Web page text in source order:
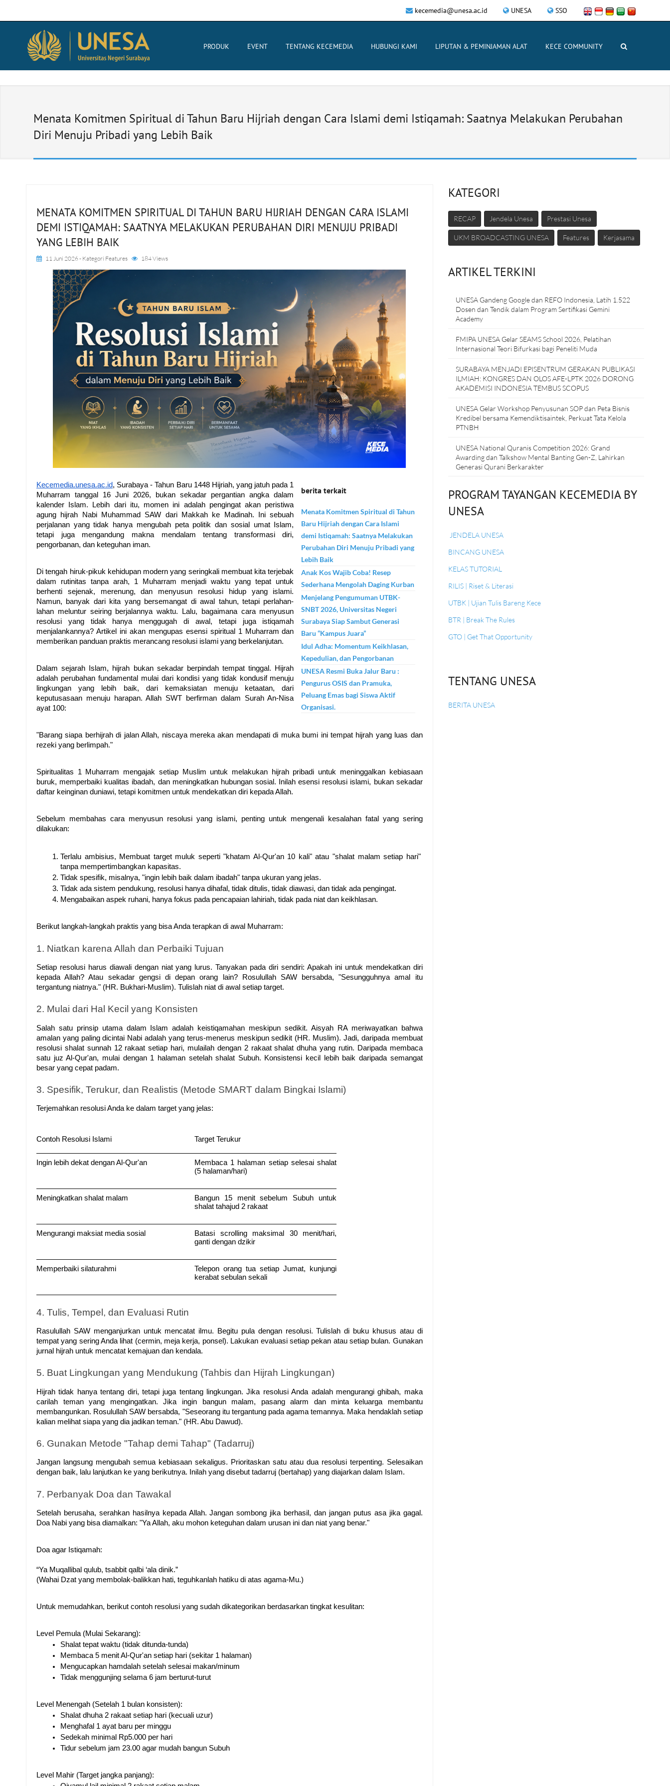
UNESA SSO
kecemedia@unesa.ac.id
PRODUK EVENT TENTANG KECEMEDIA HUBUNGI KAMI LIPUTAN & PEMINJAMAN ALAT KECE COMMUNITY
Menata Komitmen Spiritual di Tahun Baru Hijriah dengan Cara Islami demi Istiqamah: Saatnya Melakukan Perubahan
Diri Menuju Pribadi yang Lebih Baik
MENATA KOMITMEN SPIRITUAL DI TAHUN BARU HIJRIAH DENGAN CARA ISLAMI
DEMI ISTIQAMAH: SAATNYA MELAKUKAN PERUBAHAN DIRI MENUJU PRIBADI
YANG LEBIH BAIK
11 Juni 2026- Kategori Features 184 Views
berita terkait
Menata Komitmen Spiritual di Tahun
Baru Hijriah dengan Cara Islami
demi Istiqamah: Saatnya Melakukan
Perubahan Diri Menuju Pribadi yang
Lebih Baik
Anak Kos Wajib Coba! Resep
Sederhana Mengolah Daging Kurban
Menjelang Pengumuman UTBK-
SNBT 2026, Universitas Negeri
Surabaya Siap Sambut Generasi
Baru “Kampus Juara”
Idul Adha: Momentum Keikhlasan,
Kepedulian, dan Pengorbanan
UNESA Resmi Buka Jalur Baru :
Pengurus OSIS dan Pramuka,
Peluang Emas bagi Siswa Aktif
Organisasi.
Kecemedia.unesa.ac.id, Surabaya - Tahun Baru 1448 Hijriah, yang jatuh pada 1
Muharram tanggal 16 Juni 2026, bukan sekadar pergantian angka dalam
kalender Islam. Lebih dari itu, momen ini adalah pengingat akan peristiwa
agung hijrah Nabi Muhammad SAW dari Makkah ke Madinah. Ini sebuah
perjalanan yang tidak hanya mengubah peta politik dan sosial umat Islam,
tetapi juga mengandung makna mendalam tentang transformasi diri,
pengorbanan, dan keteguhan iman.
Di tengah hiruk-pikuk kehidupan modern yang seringkali membuat kita terjebak
dalam rutinitas tanpa arah, 1 Muharram menjadi waktu yang tepat untuk
berhenti sejenak, merenung, dan menyusun resolusi hidup yang islami.
Namun, banyak dari kita yang bersemangat di awal tahun, tetapi perlahan-
lahan meluntur seiring berjalannya waktu. Lalu, bagaimana cara menyusun
resolusi yang tidak hanya menggugah di awal, tetapi juga istiqamah
menjalankannya? Artikel ini akan mengupas esensi spiritual 1 Muharram dan
memberikan panduan praktis merancang resolusi islami yang berkelanjutan.
Dalam sejarah Islam, hijrah bukan sekadar berpindah tempat tinggal. Hijrah
adalah perubahan fundamental mulai dari kondisi yang tidak kondusif menuju
lingkungan yang lebih baik, dari kemaksiatan menuju ketaatan, dari
keputusasaan menuju harapan. Allah SWT berfirman dalam Surah An-Nisa
ayat 100:
"Barang siapa berhijrah di jalan Allah, niscaya mereka akan mendapati di muka bumi ini tempat hijrah yang luas dan
rezeki yang berlimpah."
Spiritualitas 1 Muharram mengajak setiap Muslim untuk melakukan hijrah pribadi untuk meninggalkan kebiasaan
buruk, memperbaiki kualitas ibadah, dan meningkatkan hubungan sosial. Inilah esensi resolusi islami, bukan sekadar
daftar keinginan duniawi, tetapi komitmen untuk mendekatkan diri kepada Allah.
Sebelum membahas cara menyusun resolusi yang islami, penting untuk mengenali kesalahan fatal yang sering
dilakukan:
Terlalu ambisius, Membuat target muluk seperti "khatam Al-Qur'an 10 kali" atau "shalat malam setiap hari"
tanpa mempertimbangkan kapasitas.
Tidak spesifik, misalnya, "ingin lebih baik dalam ibadah" tanpa ukuran yang jelas.
Tidak ada sistem pendukung, resolusi hanya dihafal, tidak ditulis, tidak diawasi, dan tidak ada pengingat.
Mengabaikan aspek ruhani, hanya fokus pada pencapaian lahiriah, tidak pada niat dan keikhlasan.
Berikut langkah-langkah praktis yang bisa Anda terapkan di awal Muharram:
1. Niatkan karena Allah dan Perbaiki Tujuan
Setiap resolusi harus diawali dengan niat yang lurus. Tanyakan pada diri sendiri: Apakah ini untuk mendekatkan diri
kepada Allah? Atau sekadar gengsi di depan orang lain? Rosulullah SAW bersabda, "Sesungguhnya amal itu
tergantung niatnya." (HR. Bukhari-Muslim). Tulislah niat di awal setiap target.
2. Mulai dari Hal Kecil yang Konsisten
Salah satu prinsip utama dalam Islam adalah keistiqamahan meskipun sedikit. Aisyah RA meriwayatkan bahwa
amalan yang paling dicintai Nabi adalah yang terus-menerus meskipun sedikit (HR. Muslim). Jadi, daripada membuat
resolusi shalat sunnah 12 rakaat setiap hari, mulailah dengan 2 rakaat shalat dhuha yang rutin. Daripada membaca
satu juz Al-Qur'an, mulai dengan 1 halaman setelah shalat Subuh. Konsistensi kecil lebih baik daripada semangat
besar yang cepat padam.
3. Spesifik, Terukur, dan Realistis (Metode SMART dalam Bingkai Islami)
Terjemahkan resolusi Anda ke dalam target yang jelas:
Contoh Resolusi Islami Target Terukur
Ingin lebih dekat dengan Al-Qur'an
Membaca 1 halaman setiap selesai shalat
(5 halaman/hari)
Meningkatkan shalat malam
Bangun 15 menit sebelum Subuh untuk
shalat tahajud 2 rakaat
Mengurangi maksiat media sosial
Batasi scrolling maksimal 30 menit/hari,
ganti dengan dzikir
Memperbaiki silaturahmi
Telepon orang tua setiap Jumat, kunjungi
kerabat sebulan sekali
4. Tulis, Tempel, dan Evaluasi Rutin
Rasulullah SAW menganjurkan untuk mencatat ilmu. Begitu pula dengan resolusi. Tulislah di buku khusus atau di
tempat yang sering Anda lihat (cermin, meja kerja, ponsel). Lakukan evaluasi setiap pekan atau setiap bulan. Gunakan
jurnal hijrah untuk mencatat kemajuan dan kendala.
5. Buat Lingkungan yang Mendukung (Tahbis dan Hijrah Lingkungan)
Hijrah tidak hanya tentang diri, tetapi juga tentang lingkungan. Jika resolusi Anda adalah mengurangi ghibah, maka
carilah teman yang mengingatkan. Jika ingin bangun malam, pasang alarm dan minta keluarga membantu
membangunkan. Rosulullah SAW bersabda, "Seseorang itu tergantung pada agama temannya. Maka hendaklah setiap
kalian melihat siapa yang dia jadikan teman." (HR. Abu Dawud).
6. Gunakan Metode "Tahap demi Tahap" (Tadarruj)
Jangan langsung mengubah semua kebiasaan sekaligus. Prioritaskan satu atau dua resolusi terpenting. Selesaikan
dengan baik, lalu lanjutkan ke yang berikutnya. Inilah yang disebut tadarruj (bertahap) yang diajarkan dalam Islam.
7. Perbanyak Doa dan Tawakal
Setelah berusaha, serahkan hasilnya kepada Allah. Jangan sombong jika berhasil, dan jangan putus asa jika gagal.
Doa Nabi yang bisa diamalkan: "Ya Allah, aku mohon keteguhan dalam urusan ini dan niat yang benar."
Doa agar Istiqamah:
“Ya Muqallibal qulub, tsabbit qalbi ‘ala dinik.”
(Wahai Dzat yang membolak-balikkan hati, teguhkanlah hatiku di atas agama-Mu.)
Untuk memudahkan, berikut contoh resolusi yang sudah dikategorikan berdasarkan tingkat kesulitan:
Level Pemula (Mulai Sekarang):
Shalat tepat waktu (tidak ditunda-tunda)
Membaca 5 menit Al-Qur'an setiap hari (sekitar 1 halaman)
Mengucapkan hamdalah setelah selesai makan/minum
Tidak menggunjing selama 6 jam berturut-turut
Level Menengah (Setelah 1 bulan konsisten):
Shalat dhuha 2 rakaat setiap hari (kecuali uzur)
Menghafal 1 ayat baru per minggu
Sedekah minimal Rp5.000 per hari
Tidur sebelum jam 23.00 agar mudah bangun Subuh
Level Mahir (Target jangka panjang):
KATEGORI
RECAP Jendela Unesa Prestasi Unesa
UKM BROADCASTING UNESA Features Kerjasama
ARTIKEL TERKINI
UNESA Gandeng Google dan REFO Indonesia, Latih 1.522
Dosen dan Tendik dalam Program Sertifikasi Gemini
Academy
FMIPA UNESA Gelar SEAMS School 2026, Pelatihan
Internasional Teori Bifurkasi bagi Peneliti Muda
SURABAYA MENJADI EPISENTRUM GERAKAN PUBLIKASI
ILMIAH: KONGRES DAN OLOS AFE-LPTK 2026 DORONG
AKADEMISI INDONESIA TEMBUS SCOPUS
UNESA Gelar Workshop Penyusunan SOP dan Peta Bisnis
Kredibel bersama Kemendiktisaintek, Perkuat Tata Kelola
PTNBH
UNESA National Quranis Competition 2026: Grand
Awarding dan Talkshow Mental Banting Gen-Z, Lahirkan
Generasi Qurani Berkarakter
PROGRAM TAYANGAN KECEMEDIA BY
UNESA
JENDELA UNESA
BINCANG UNESA
KELAS TUTORIAL
RILIS | Riset & Literasi
UTBK | Ujian Tulis Bareng Kece
BTR | Break The Rules
GTO | Get That Opportunity
TENTANG UNESA
BERITA UNESA